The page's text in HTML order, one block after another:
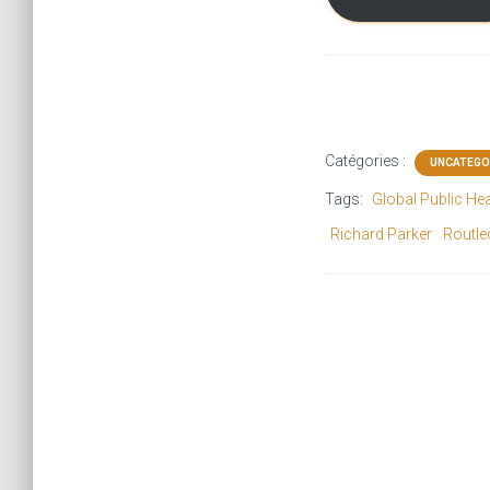
Catégories :
Tags: Global Public
Richard Parker